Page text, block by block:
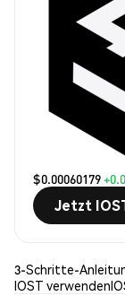
$0.00060179
Jetzt
3-Schritte-
IOST verwenden